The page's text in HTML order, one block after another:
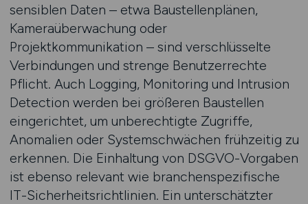
sensiblen Daten – etwa Baustellenplänen,
Kameraüberwachung oder
Projektkommunikation – sind verschlüsselte
Verbindungen und strenge Benutzerrechte
Pflicht. Auch Logging, Monitoring und Intrusion
Detection werden bei größeren Baustellen
eingerichtet, um unberechtigte Zugriffe,
Anomalien oder Systemschwächen frühzeitig zu
erkennen. Die Einhaltung von DSGVO-Vorgaben
ist ebenso relevant wie branchenspezifische
IT-Sicherheitsrichtlinien. Ein unterschätzter